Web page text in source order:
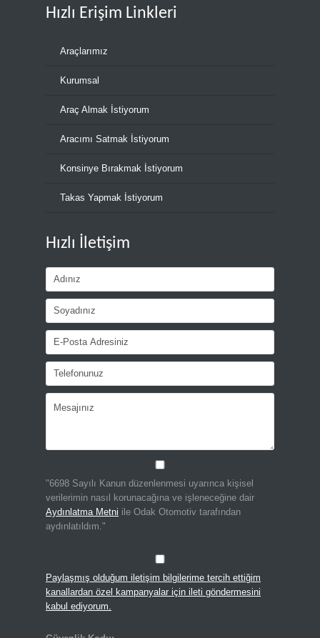
Hızlı Erişim Linkleri
Araçlarımız
Kurumsal
Araç Almak İstiyorum
Aracımı Satmak İstiyorum
Konsinye Bırakmak İstiyorum
Takas Yapmak İstiyorum
Hızlı İletişim
"6698 Sayılı Kanun düzenlenmesi uyarınca kişisel
verilerimin nasıl korunacağına ve işleneceğine dair
Aydınlatma Metni ile Odak Otomotiv tarafından
aydınlatıldım."
Paylaşmış olduğum iletişim bilgilerime tercih ettiğim
kanallardan özel kampanyalar için ileti göndermesini
kabul ediyorum.